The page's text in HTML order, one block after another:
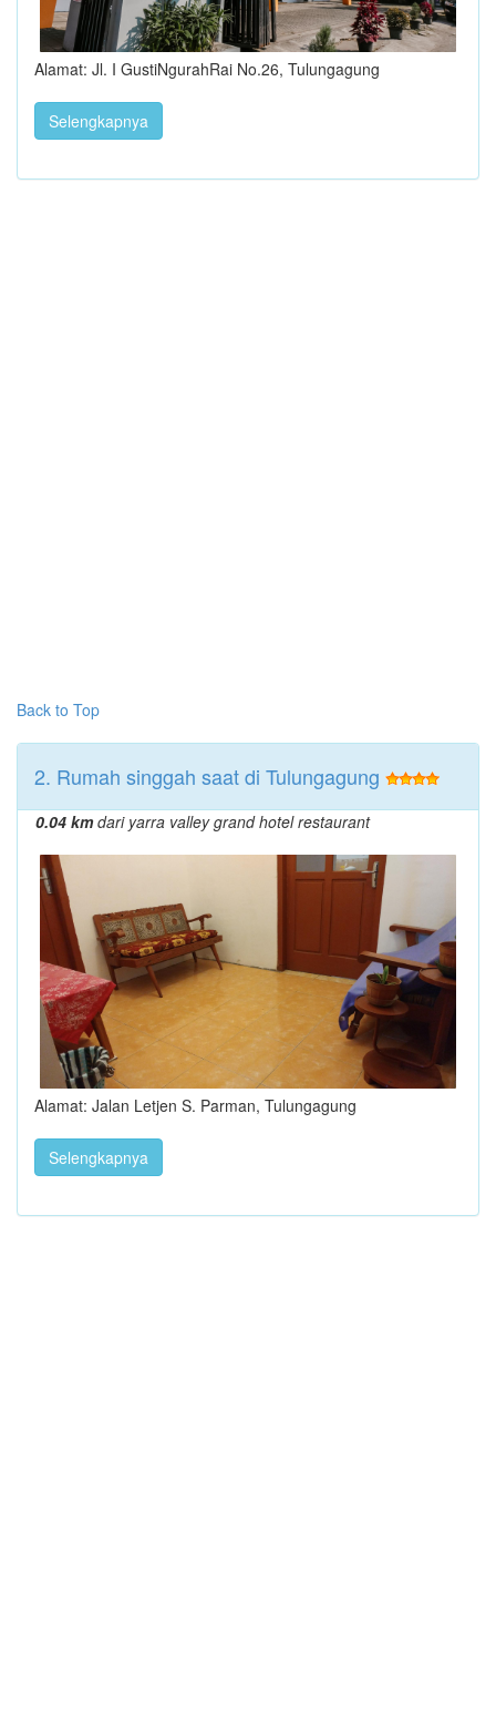
Alamat: Jl. I GustiNgurahRai No.26, Tulungagung
Selengkapnya
Back to Top
2. Rumah singgah saat di Tulungagung
0.04 kmdari yarra valley grand hotel restaurant
Alamat: Jalan Letjen S. Parman, Tulungagung
Selengkapnya